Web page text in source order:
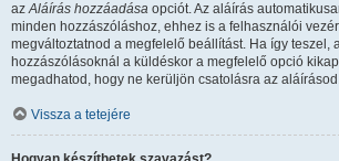
azAláírás hozzáadása opciót. Az aláírás
minden hozzászóláshoz, ehhez is a felhasználói
megváltoztatnod a megfelelő beállítást. Ha így teszel,
hozzászólásoknál a küldéskor a megfelelő opció
megadhatod, hogy ne kerüljön csatolásra az
Vissza a tetejére